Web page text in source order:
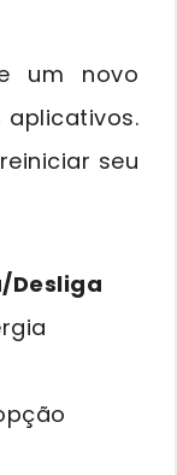
um novo
seu
Desliga